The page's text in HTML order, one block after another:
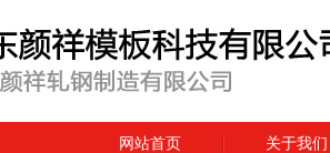
网站首页 关于我们